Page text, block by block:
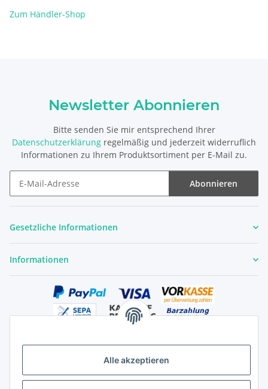
Alle akzeptieren
Zum Händler-Shop
Newsletter Abonnieren
Bitte senden Sie mir entsprechend Ihrer
Datenschutzerklärung regelmäßig und jederzeit widerruflich
Informationen zu Ihrem Produktsortiment per E-Mail zu.
Abonnieren
Gesetzliche Informationen
Informationen